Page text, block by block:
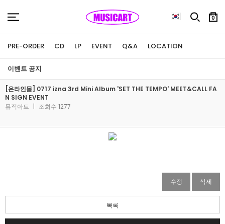
0
PRE-ORDER CD LP EVENT Q&A LOCATION
이벤트 공지
[온라인몰] 0717 izna 3rd Mini Album 'SET THE TEMPO' MEET&CALL FA
N SIGN EVENT
뮤직아트 | 조회수 1277
수정 삭제
목록